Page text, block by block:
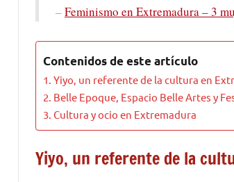
–Feminismo en Extremadura – 3
Contenidos de este artículo
Yiyo, un referente de la cultura en
Belle Epoque, Espacio Belle Artes y
Cultura y ocio en Extremadura
Yiyo, un referente de la